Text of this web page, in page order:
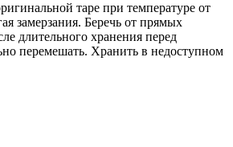
таре при температуре от
замерзания. Беречь от прямых
длительного хранения перед
перемешать. Хранить в недоступном